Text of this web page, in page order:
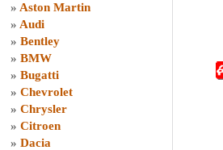
» Aston Martin
» Audi
» Bentley
» BMW
» Bugatti
» Chevrolet
» Chrysler
» Citroen
» Dacia